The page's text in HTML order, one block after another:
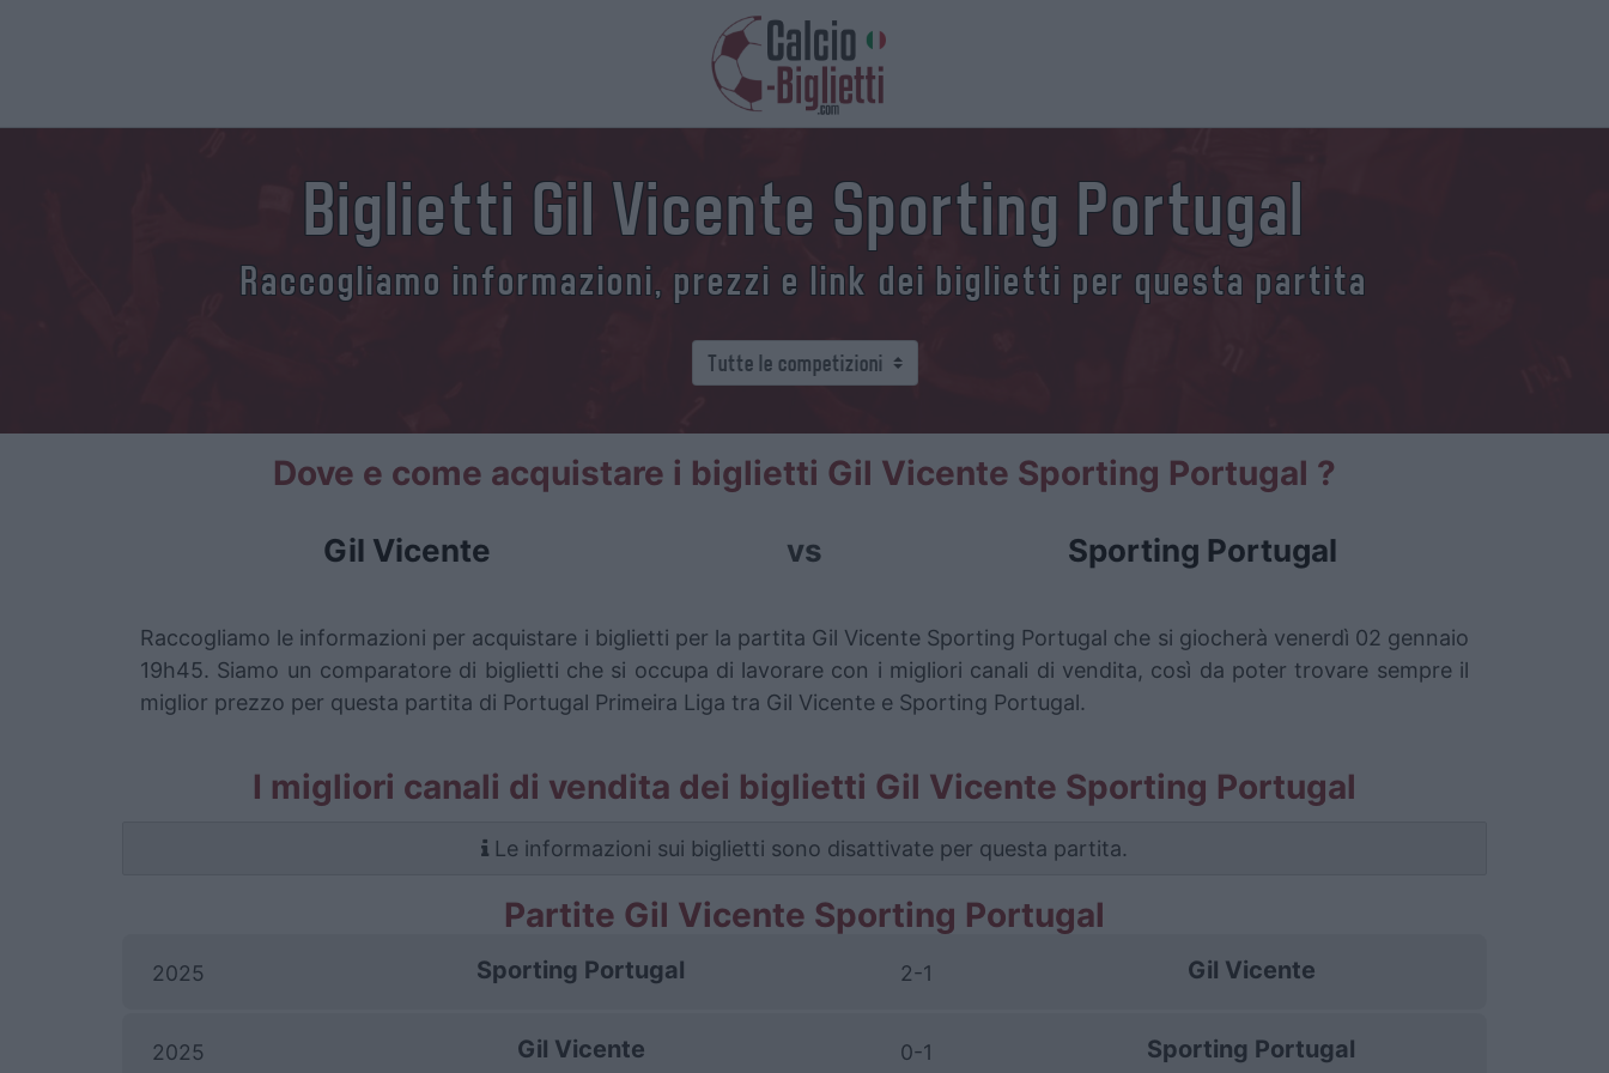
Biglietti Gil Vicente Sporting Portugal
Raccogliamo informazioni, prezzi e link dei biglietti per questa partita
Dove e come acquistare i biglietti Gil Vicente Sporting Portugal ?
Gil Vicente vs Sporting Portugal
Raccogliamo le informazioni per acquistare i biglietti per la partita Gil Vicente Sporting Portugal che si giocherà venerdì 02 gennaio
19h45. Siamo un comparatore di biglietti che si occupa di lavorare con i migliori canali di vendita, così da poter trovare sempre il
miglior prezzo per questa partita di Portugal Primeira Liga tra Gil Vicente e Sporting Portugal.
I migliori canali di vendita dei biglietti Gil Vicente Sporting Portugal
Le informazioni sui biglietti sono disattivate per questa partita.
Partite Gil Vicente Sporting Portugal
2025 Sporting Portugal 2-1 Gil Vicente
2025 Gil Vicente 0-1 Sporting Portugal